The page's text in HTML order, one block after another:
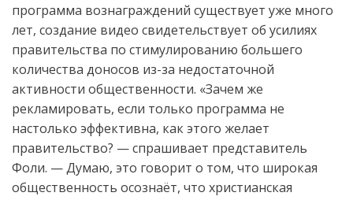
программа вознаграждений существует уже много
лет, создание видео свидетельствует об усилиях
правительства по стимулированию большего
количества доносов из-за недостаточной
активности общественности. «Зачем же
рекламировать, если только программа не
настолько эффективна, как этого желает
правительство? — спрашивает представитель
Фоли. — Думаю, это говорит о том, что широкая
общественность осознаёт, что христианская